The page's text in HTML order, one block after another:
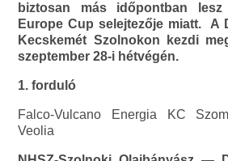
biztosan más időpontban
Europe Cup selejtezője miatt. A
Kecskemét Szolnokon kezdi
szeptember 28-i hétvégén.
1. forduló
Falco-Vulcano Energia KC
Veolia